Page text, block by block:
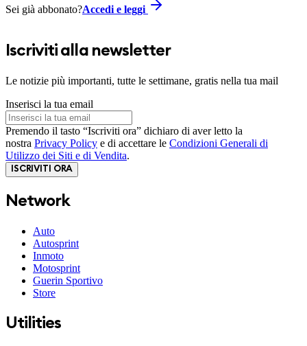
Sei già abbonato?Accedi e leggi
Iscriviti alla newsletter
Le notizie più importanti, tutte le settimane, gratis nella tua mail
Inserisci la tua email
Premendo il tasto “Iscriviti ora” dichiaro di aver letto la
nostra Privacy Policy e di accettare le Condizioni Generali di
Utilizzo dei Siti e di Vendita.
ISCRIVITI ORA
Network
Auto
Autosprint
Inmoto
Motosprint
Guerin Sportivo
Store
Utilities